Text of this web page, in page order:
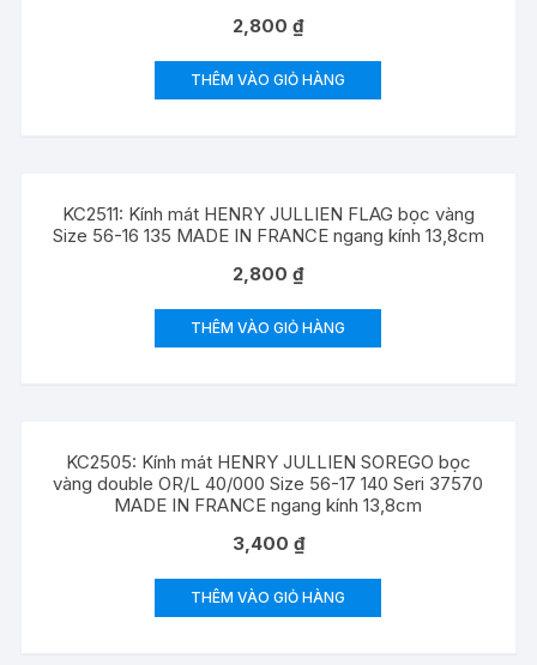
2,800₫
THÊM VÀO GIỎ HÀNG
KC2511: Kính mát HENRY JULLIEN FLAG bọc vàng
Size 56-16 135 MADE IN FRANCE ngang kính 13,8cm
2,800₫
THÊM VÀO GIỎ HÀNG
KC2505: Kính mát HENRY JULLIEN SOREGO bọc
vàng double OR/L 40/000 Size 56-17 140 Seri 37570
MADE IN FRANCE ngang kính 13,8cm
3,400 ₫
THÊM VÀO GIỎ HÀNG